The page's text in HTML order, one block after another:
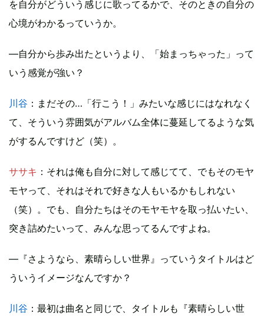
を自分がどういう感じに歌ってるかで、そのときの自分の
心境がわかるっていうか。
―自分から歩み出たというより、「始まっちゃった」って
いう感覚が強い？
川谷 ：まだその…「行こう！」みたいな感じにはなれなく
て、そういう雰囲気がアルバム全体に蔓延してるような気
がするんですけど（笑）。
ササキ ：それは俺も自分に対して感じてて、でもそのモヤ
モヤって、それはそれで好きな人もいるかもしれない
（笑）。でも、自分たちはそのモヤモヤを取っ払いたい、
突き詰めたいって、みんな思ってるんですよね。
―『さようなら、素晴らしい世界』っていうタイトルはど
ういうイメージなんですか？
川谷 ：最初は曲名と同じで、タイトルも『素晴らしい世